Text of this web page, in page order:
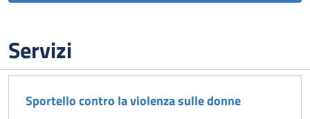
Servizi
Sportello contro la violenza sulle donne